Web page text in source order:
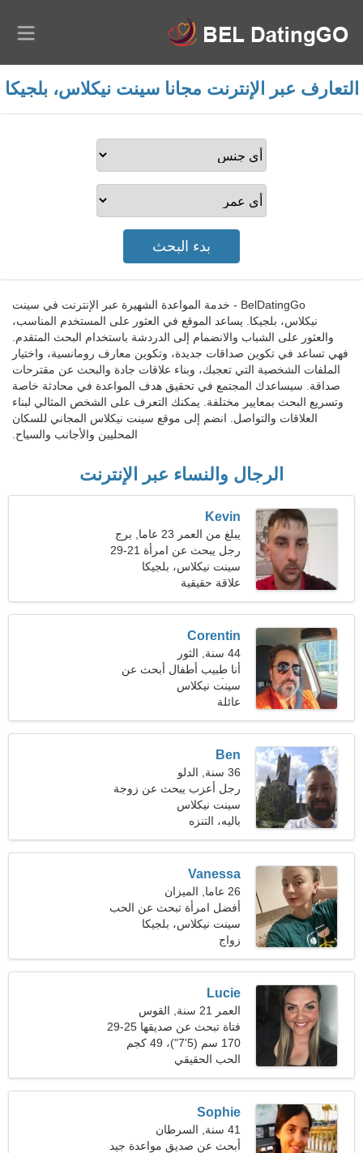
التعارف عبر الإنترنت مجانا سينت نيكلاس، بلجيكا
BelDatingGo - خدمة المواعدة الشهيرة عبر الإنترنت في سينت
نيكلاس، بلجيكا. يساعد الموقع في العثور على المستخدم المناسب،
والعثور على الشباب والانضمام إلى الدردشة باستخدام البحث المتقدم.
فهي تساعد في تكوين صداقات جديدة، وتكوين معارف رومانسية، واختيار
الملفات الشخصية التي تعجبك، وبناء علاقات جادة والبحث عن مقترحات
صداقة. سيساعدك المجتمع في تحقيق هدف المواعدة في محادثة خاصة
وتسريع البحث بمعايير مختلفة. يمكنك التعرف على الشخص المثالي لبناء
العلاقات والتواصل. انضم إلى موقع سينت نيكلاس المجاني للسكان
المحليين والأجانب والسياح.
الرجال والنساء عبر الإنترنت
Kevin
يبلغ من العمر 23 عاما, برج
الحوت
رجل يبحث عن امرأة 21-29
سينت نيكلاس، بلجيكا
علاقة حقيقية
Corentin
44 سنة, الثور
أنا طبيب أطفال أبحث عن
امرأة خجولة
سينت نيكلاس
عائلة
Ben
36 سنة, الدلو
رجل أعزب يبحث عن زوجة
سينت نيكلاس
باليه، التنزه
Vanessa
26 عاما, الميزان
أفضل امرأة تبحث عن الحب
الحقيقي
سينت نيكلاس، بلجيكا
زواج
Lucie
العمر 21 سنة, القوس
فتاة تبحث عن صديقها 25-29
170 سم (5'7")، 49 كجم
(108 رطل)
الحب الحقيقي
Sophie
41 سنة, السرطان
أبحث عن صديق مواعدة جيد